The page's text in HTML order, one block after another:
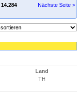
14.284
Nächste Seite >
Land
TH